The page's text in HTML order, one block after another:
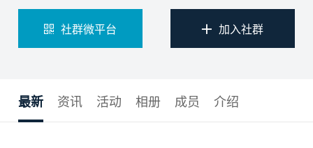
社群微平台 加入社群
最新 资讯 活动 相册 成员 介绍